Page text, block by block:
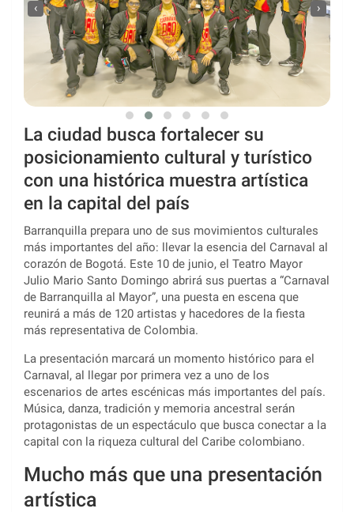
‹ ›
La ciudad busca fortalecer su
posicionamiento cultural y turístico
con una histórica muestra artística
en la capital del país
Barranquilla prepara uno de sus movimientos culturales
más importantes del año: llevar la esencia del Carnaval al
corazón de Bogotá. Este 10 de junio, el Teatro Mayor
Julio Mario Santo Domingo abrirá sus puertas a “Carnaval
de Barranquilla al Mayor”, una puesta en escena que
reunirá a más de 120 artistas y hacedores de la fiesta
más representativa de Colombia.
La presentación marcará un momento histórico para el
Carnaval, al llegar por primera vez a uno de los
escenarios de artes escénicas más importantes del país.
Música, danza, tradición y memoria ancestral serán
protagonistas de un espectáculo que busca conectar a la
capital con la riqueza cultural del Caribe colombiano.
Mucho más que una presentación
artística